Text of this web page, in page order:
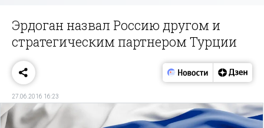
Эрдоган назвал Россию другом и
стратегическим партнером Турции
27.06.2016 16:23